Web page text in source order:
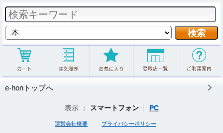
e-honトップへ
表示 ： スマートフォン PC
運営会社概要 プライバシーポリシー